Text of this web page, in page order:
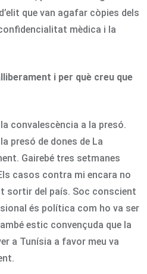
que van agafar còpies dels
mèdica i la
i per què creu que
convalescència a la presó.
presó de dones de La
Gairebé tres setmanes
casos contra mi encara no
sortir del país. Soc conscient
és política com ho va ser
estic convençuda que la
a Tunísia a favor meu va